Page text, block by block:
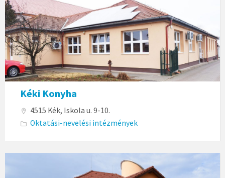
Kéki Konyha
4515 Kék, Iskola u. 9-10.
Oktatási-nevelési intézmények